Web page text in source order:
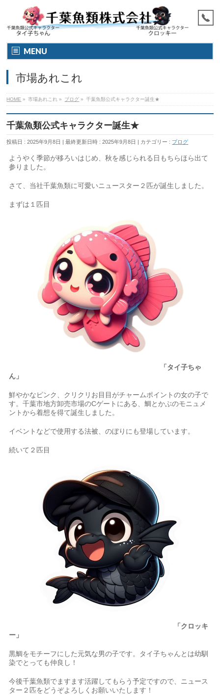
MENU
市場あれこれ
HOME » 市場あれこれ » ブログ » 千葉魚類公式キャラクター誕生★
千葉魚類公式キャラクター誕生★
投稿日 : 2025年9月8日 最終更新日時 : 2025年9月8日 カテゴリー : ブログ
ようやく季節が移ろいはじめ、秋を感じられる日もちらほら出て
参りました。
さて、当社千葉魚類に可愛いニュースター２匹が誕生しました。
まずは１匹目
「タイ子ちゃ
ん」
鮮やかなピンク、クリクリお目目がチャームポイントの女の子で
す。千葉市地方卸売市場のCゲートにある、鯛とかぶのモニュメ
ントから着想を得て誕生しました。
イベントなどで使用する法被、のぼりにも登場しています。
続いて２匹目
「クロッキ
ー」
黒鯛をモチーフにした元気な男の子です。タイ子ちゃんとは幼馴
染でとっても仲良し！
今後千葉魚類でますます活躍してもらう予定ですので、ニュース
ター２匹をどうぞよろしくお願いいたします！